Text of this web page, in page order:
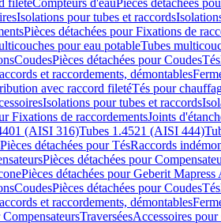
filetéCompteurs d'eauPièces détachées
Isolations pour tubes et raccords
Pièces détachées pour Fixations de
pour eau potableTubes
CoudesPièces détachées pour CoudesTés
et raccordements, démontables
avec raccord filetéTés pour
Isolations pour tubes et raccords
Fixations de raccordementsJoints
(AISI 316)Tubes 1.4521 (AISI 444)
Pièces détachées pour TésRaccords
Pièces détachées pour
Pièces détachées pour Geberit
CoudesPièces détachées pour CoudesTés
et raccordements, démontables
TraverséesAccessoires